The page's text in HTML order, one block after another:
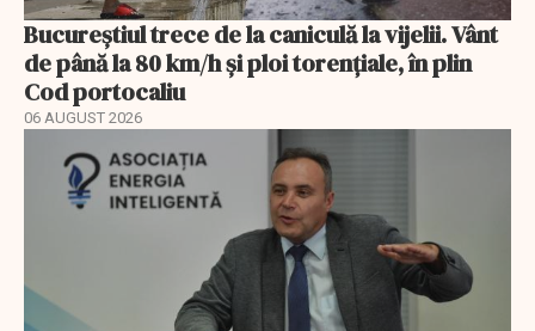
Bucureștiul trece de la caniculă la vijelii. Vânt
de până la 80 km/h și ploi torențiale, în plin
Cod portocaliu
06 AUGUST 2026